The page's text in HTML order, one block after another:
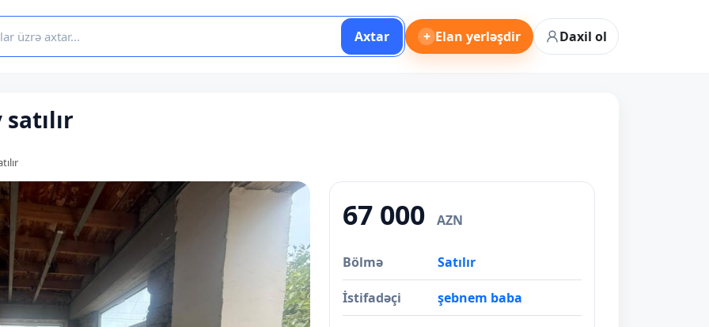
Axtar + Elan yerləşdir Daxil ol
67 000 AZN
Bölmə Satılır
İstifadəçi şebnem baba